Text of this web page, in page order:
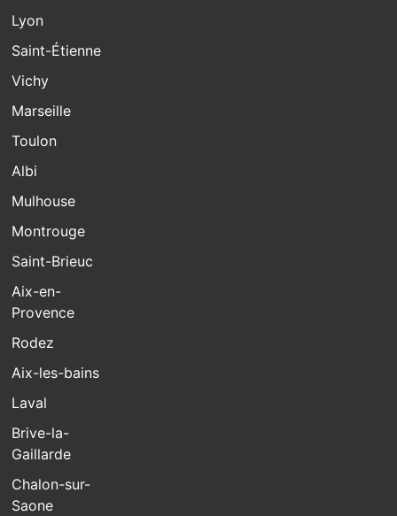
Lyon
Saint-Étienne
Vichy
Marseille
Toulon
Albi
Mulhouse
Montrouge
Saint-Brieuc
Aix-en-
Provence
Rodez
Aix-les-bains
Laval
Brive-la-
Gaillarde
Chalon-sur-
Saone